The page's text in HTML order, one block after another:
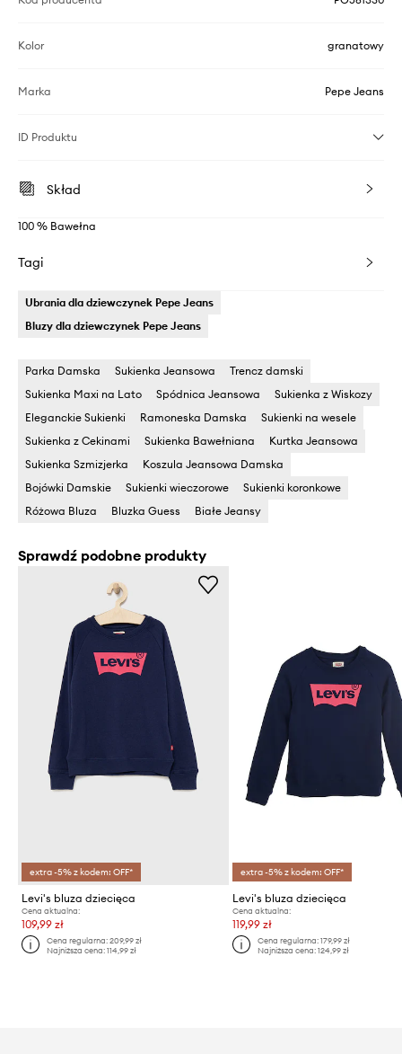
Kolor granatowy
Marka Pepe Jeans
ID Produktu
Skład
100 % Bawełna
Tagi
Ubrania dla dziewczynek Pepe Jeans
Bluzy dla dziewczynek Pepe Jeans
Parka Damska Sukienka Jeansowa
Trencz damski
Sukienka Maxi na Lato
Spódnica Jeansowa
Sukienka z Wiskozy
Eleganckie Sukienki
Ramoneska Damska
Sukienki na wesele
Sukienka z Cekinami
Sukienka Bawełniana
Kurtka Jeansowa
Sukienka Szmizjerka
Koszula Jeansowa Damska
Bojówki Damskie
Sukienki wieczorowe
Sukienki koronkowe
Różowa Bluza
Bluzka Guess Białe Jeansy
Sprawdź podobne produkty
extra -5% z kodem: OFF*
Levi's bluza dziecięca
Cena aktualna:
109,99 zł
Cena regularna:209,99 zł
Najniższa cena:114,99 zł
extra -5% z kodem: OFF*
Levi's bluza dziecięca
Cena aktualna:
119,99 zł
Cena regularna: 179,99 zł
Najniższa cena: 124,99 zł